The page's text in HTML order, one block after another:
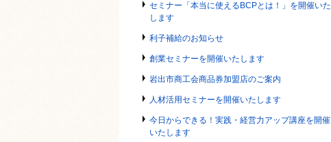
セミナー「本当に使えるBCPとは！」を開催いた
します
利子補給のお知らせ
創業セミナーを開催いたします
岩出市商工会商品券加盟店のご案内
人材活用セミナーを開催いたします
今日からできる！実践・経営力アップ講座を開催
いたします